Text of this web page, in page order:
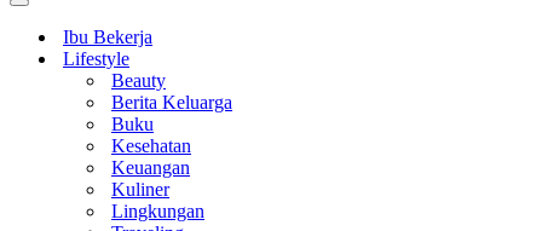
Menu
NavigasiIbu Bekerja
Lifestyle
Beauty
Berita Keluarga
Buku
Kesehatan
Keuangan
Kuliner
Lingkungan